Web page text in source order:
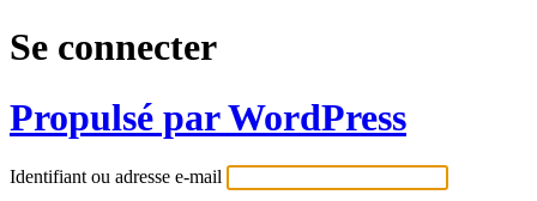
Se connecter
Propulsé par WordPress
Identifiant ou adresse e-mail